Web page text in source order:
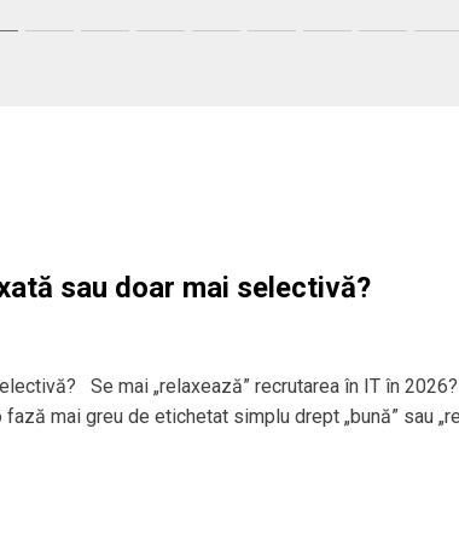
sau doar mai selectivă?
Se mai „relaxează” recrutarea în IT în
mai greu de etichetat simplu drept „bună” sau